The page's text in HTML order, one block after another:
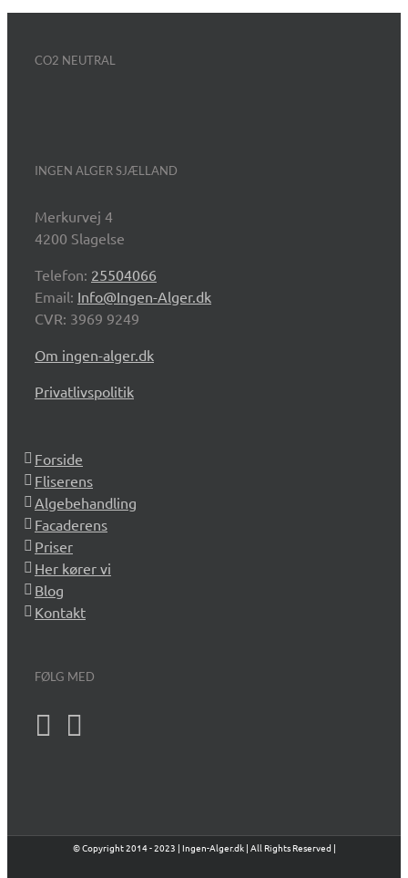
CO2 NEUTRAL
INGEN ALGER SJÆLLAND
Merkurvej 4
4200 Slagelse
Telefon: 25504066
Email: Info@Ingen-Alger.dk
CVR: 3969 9249
Om ingen-alger.dk
Privatlivspolitik
Forside
Fliserens
Algebehandling
Facaderens
Priser
Her kører vi
Blog
Kontakt
FØLG MED
© Copyright 2014 - 2023 | Ingen-Alger.dk | All Rights Reserved |